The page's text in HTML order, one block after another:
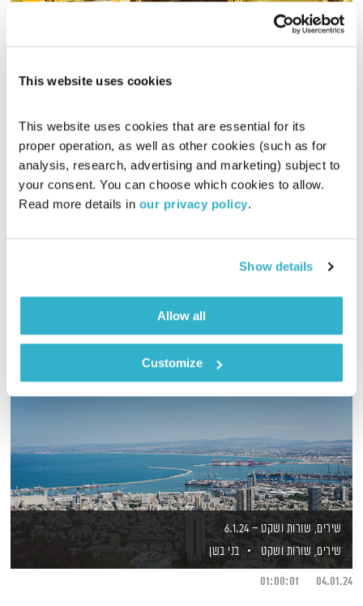
This website uses cookies
This website uses cookies that are essential for its
proper operation, as well as other cookies (such as for
analysis, research, advertising and marketing) subject to
your consent. You can choose which cookies to allow.
Read more details in our privacy policy.
Show details
Allow all
Customize
כל יום מחדש – 7.12.20
כל יום מחדש
אמיר פרי
07.12.20
00:57:19
אודיו
שירים, שורות ושקט – 6.1.24
שירים, שורות ושקט
בני בשן
04.01.24
01:00:01